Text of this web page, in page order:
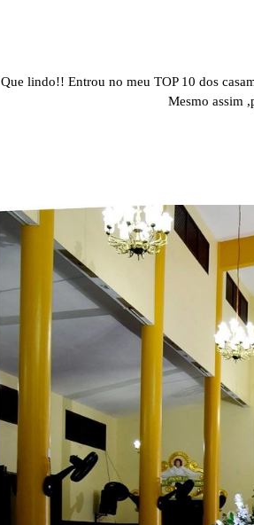
Que lindo!! Entrou no meu TOP 10 dos
Mesmo assim